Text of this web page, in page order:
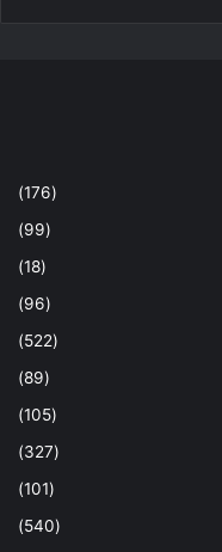
(176)
(99)
(18)
(96)
(522)
(89)
(105)
(327)
(101)
(540)